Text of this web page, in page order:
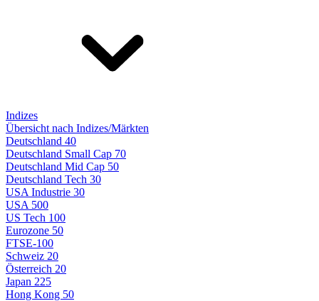
Indizes
Übersicht nach Indizes/Märkten
Deutschland 40
Deutschland Small Cap 70
Deutschland Mid Cap 50
Deutschland Tech 30
USA Industrie 30
USA 500
US Tech 100
Eurozone 50
FTSE-100
Schweiz 20
Österreich 20
Japan 225
Hong Kong 50